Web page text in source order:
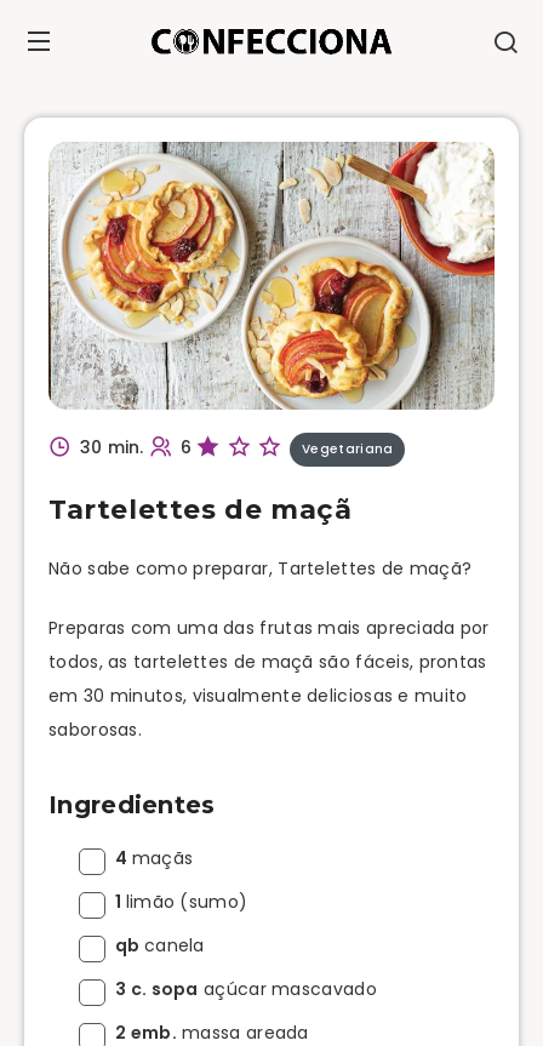
30 min. 6 Vegetariana
Tartelettes de maçã
Não sabe como preparar, Tartelettes de maçã?
Preparas com uma das frutas mais apreciada por
todos, as tartelettes de maçã são fáceis, prontas
em 30 minutos, visualmente deliciosas e muito
saborosas.
Ingredientes
4 maçãs
1 limão (sumo)
qb canela
3 c. sopa açúcar mascavado
2 emb. massa areada